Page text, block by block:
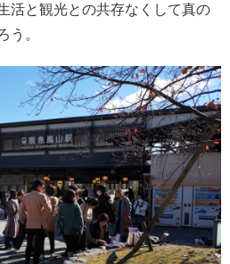
活と観光との共存なくして真の
う。